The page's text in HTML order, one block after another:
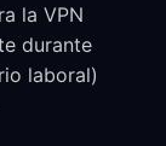
la VPN
durante
laboral)